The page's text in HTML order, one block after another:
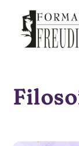
content